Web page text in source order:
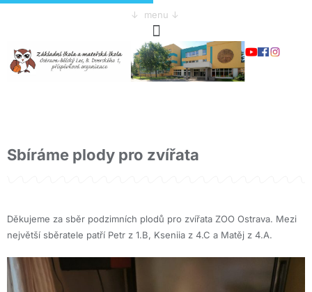
↓ menu ↓
Sbíráme plody pro zvířata
Děkujeme za sběr podzimních plodů pro zvířata ZOO Ostrava. Mezi
největší sběratele patří Petr z 1.B, Kseniia z 4.C a Matěj z 4.A.